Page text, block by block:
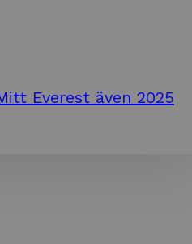
Everest även 2025